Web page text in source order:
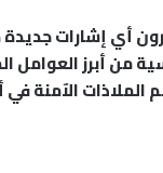
أي إشارات
من أبرز العوامل
الملاذات الآمنة